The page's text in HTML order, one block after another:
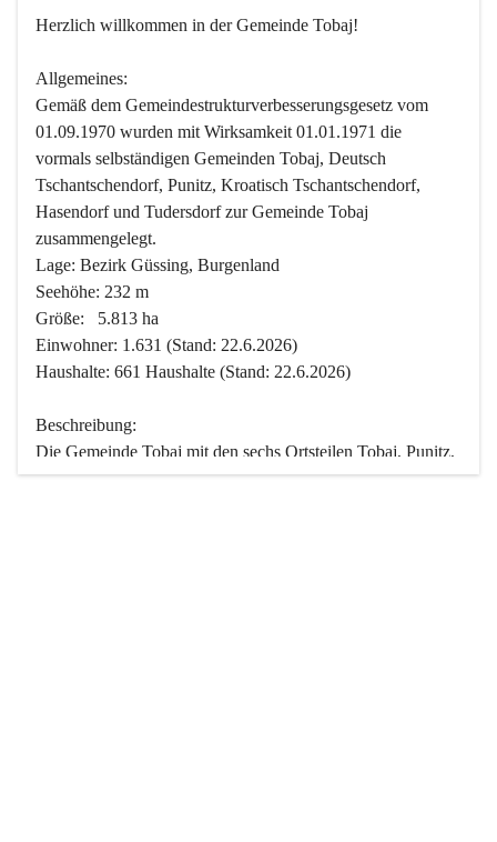
Herzlich willkommen in der Gemeinde Tobaj!
Allgemeines:
Gemäß dem Gemeindestrukturverbesserungsgesetz vom
01.09.1970 wurden mit Wirksamkeit 01.01.1971 die
vormals selbständigen Gemeinden Tobaj, Deutsch
Tschantschendorf, Punitz, Kroatisch Tschantschendorf,
Hasendorf und Tudersdorf zur Gemeinde Tobaj
zusammengelegt.
Lage: Bezirk Güssing, Burgenland
Seehöhe: 232 m
Größe:   5.813 ha
Einwohner: 1.631 (Stand: 22.6.2026)
Haushalte: 661 Haushalte (Stand: 22.6.2026)
Beschreibung:
Die Gemeinde Tobaj mit den sechs Ortsteilen Tobaj, Punitz,
Deutsch Tschantschendorf, Kroatisch Tschantschendorf,